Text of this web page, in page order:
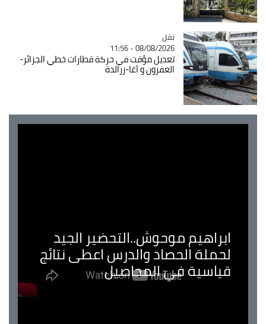
Catégorie
نقل
08/08/2026 - 11:56
تعديل مؤقت في حركة قطارات خطي الجزائر-
العفرون و آغا-زرالدة
ابراهيم موحوش..التحضير الجيد
لحملة الحصاد والدرس اعطى نتائج
قياسية في المحاصيل